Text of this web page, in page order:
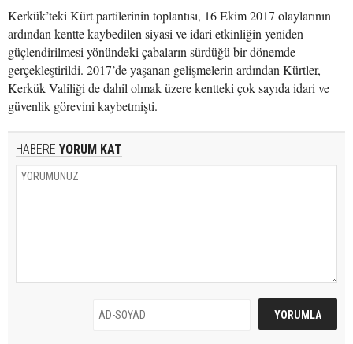
Kerkük’teki Kürt partilerinin toplantısı, 16 Ekim 2017 olaylarının
ardından kentte kaybedilen siyasi ve idari etkinliğin yeniden
güçlendirilmesi yönündeki çabaların sürdüğü bir dönemde
gerçekleştirildi. 2017’de yaşanan gelişmelerin ardından Kürtler,
Kerkük Valiliği de dahil olmak üzere kentteki çok sayıda idari ve
güvenlik görevini kaybetmişti.
HABERE YORUM KAT